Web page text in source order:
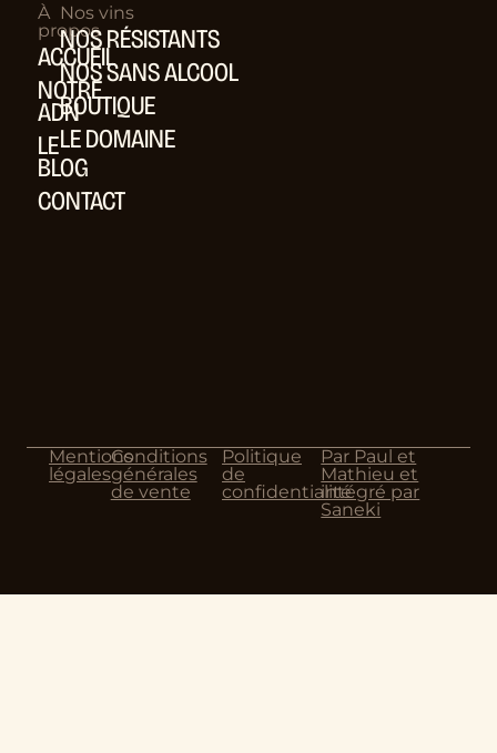
À
propos
ACCUEIL
NOTRE
ADN
LE
BLOG
CONTACT
Nos vins
NOS RÉSISTANTS
NOS SANS ALCOOL
BOUTIQUE
LE DOMAINE
Mentions
légales
Conditions
générales
de vente
Politique
de
confidentialité
Par Paul et
Mathieu et
intégré par
Saneki